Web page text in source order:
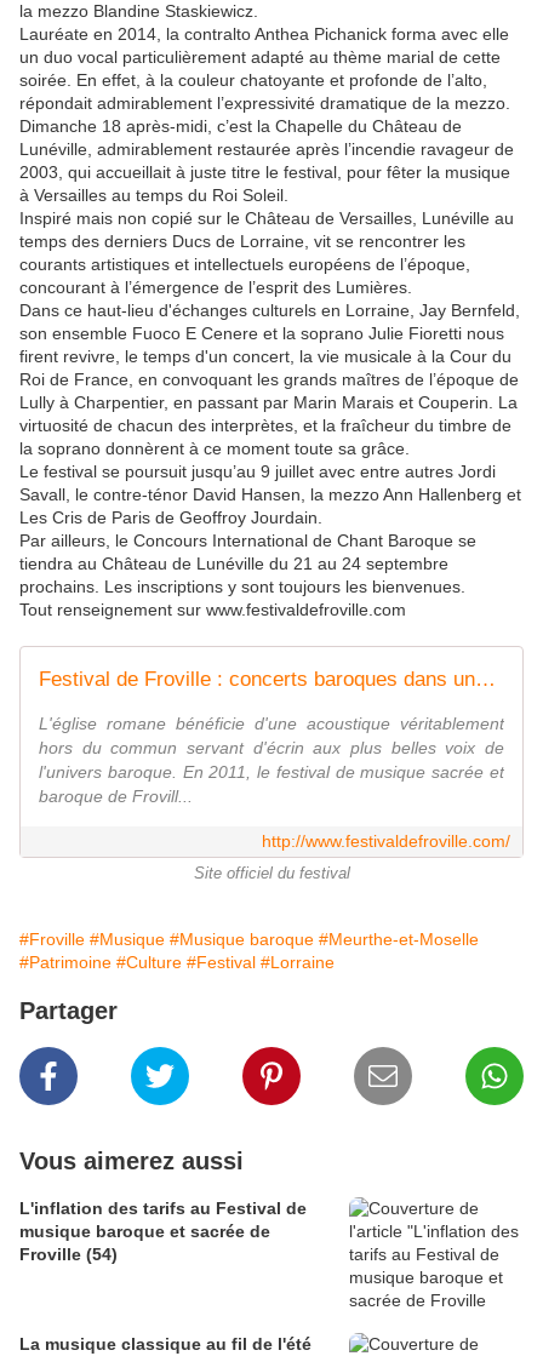
la mezzo Blandine Staskiewicz.
Lauréate en 2014, la contralto Anthea Pichanick forma avec elle
un duo vocal particulièrement adapté au thème marial de cette
soirée. En effet, à la couleur chatoyante et profonde de l’alto,
répondait admirablement l’expressivité dramatique de la mezzo.
Dimanche 18 après-midi, c’est la Chapelle du Château de
Lunéville, admirablement restaurée après l’incendie ravageur de
2003, qui accueillait à juste titre le festival, pour fêter la musique
à Versailles au temps du Roi Soleil.
Inspiré mais non copié sur le Château de Versailles, Lunéville au
temps des derniers Ducs de Lorraine, vit se rencontrer les
courants artistiques et intellectuels européens de l’époque,
concourant à l’émergence de l’esprit des Lumières.
Dans ce haut-lieu d'échanges culturels en Lorraine, Jay Bernfeld,
son ensemble Fuoco E Cenere et la soprano Julie Fioretti nous
firent revivre, le temps d'un concert, la vie musicale à la Cour du
Roi de France, en convoquant les grands maîtres de l’époque de
Lully à Charpentier, en passant par Marin Marais et Couperin. La
virtuosité de chacun des interprètes, et la fraîcheur du timbre de
la soprano donnèrent à ce moment toute sa grâce.
Le festival se poursuit jusqu’au 9 juillet avec entre autres Jordi
Savall, le contre-ténor David Hansen, la mezzo Ann Hallenberg et
Les Cris de Paris de Geoffroy Jourdain.
Par ailleurs, le Concours International de Chant Baroque se
tiendra au Château de Lunéville du 21 au 24 septembre
prochains. Les inscriptions y sont toujours les bienvenues.
Tout renseignement sur www.festivaldefroville.com
Festival de Froville : concerts baroques dans une église romane
L'église romane bénéficie d'une acoustique véritablement
hors du commun servant d'écrin aux plus belles voix de
l'univers baroque. En 2011, le festival de musique sacrée et
baroque de Frovill...
http://www.festivaldefroville.com/
Site officiel du festival
#Froville #Musique #Musique baroque #Meurthe-et-Moselle
#Patrimoine #Culture #Festival #Lorraine
Partager
Vous aimerez aussi
L'inflation des tarifs au Festival de
musique baroque et sacrée de
Froville (54)
La musique classique au fil de l'été